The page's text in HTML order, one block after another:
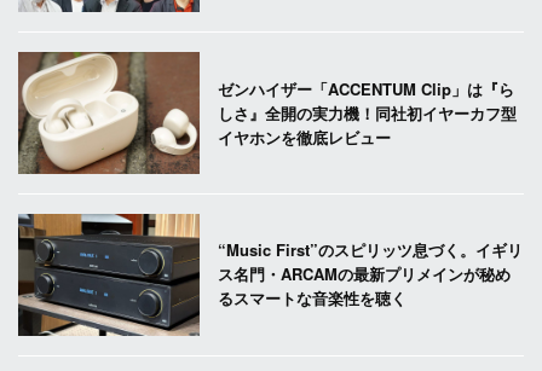
ゼンハイザー「ACCENTUM Clip」は『ら
しさ』全開の実力機！同社初イヤーカフ型
イヤホンを徹底レビュー
“Music First”のスピリッツ息づく。イギリ
ス名門・ARCAMの最新プリメインが秘め
るスマートな音楽性を聴く